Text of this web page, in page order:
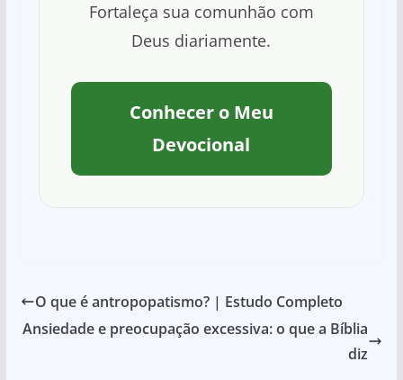
Fortaleça sua comunhão com
Deus diariamente.
Conhecer o Meu
Devocional
O que é antropopatismo? | Estudo Completo
Ansiedade e preocupação excessiva: o que a Bíblia
diz